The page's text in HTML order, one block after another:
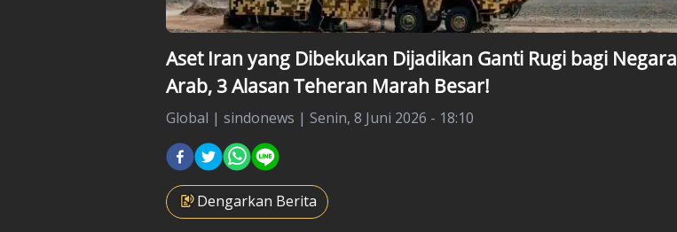
Aset Iran yang Dibekukan Dijadikan Ganti Rugi bagi Negara
Arab, 3 Alasan Teheran Marah Besar!
Global | sindonews | Senin, 8 Juni 2026 - 18:10
Dengarkan Berita